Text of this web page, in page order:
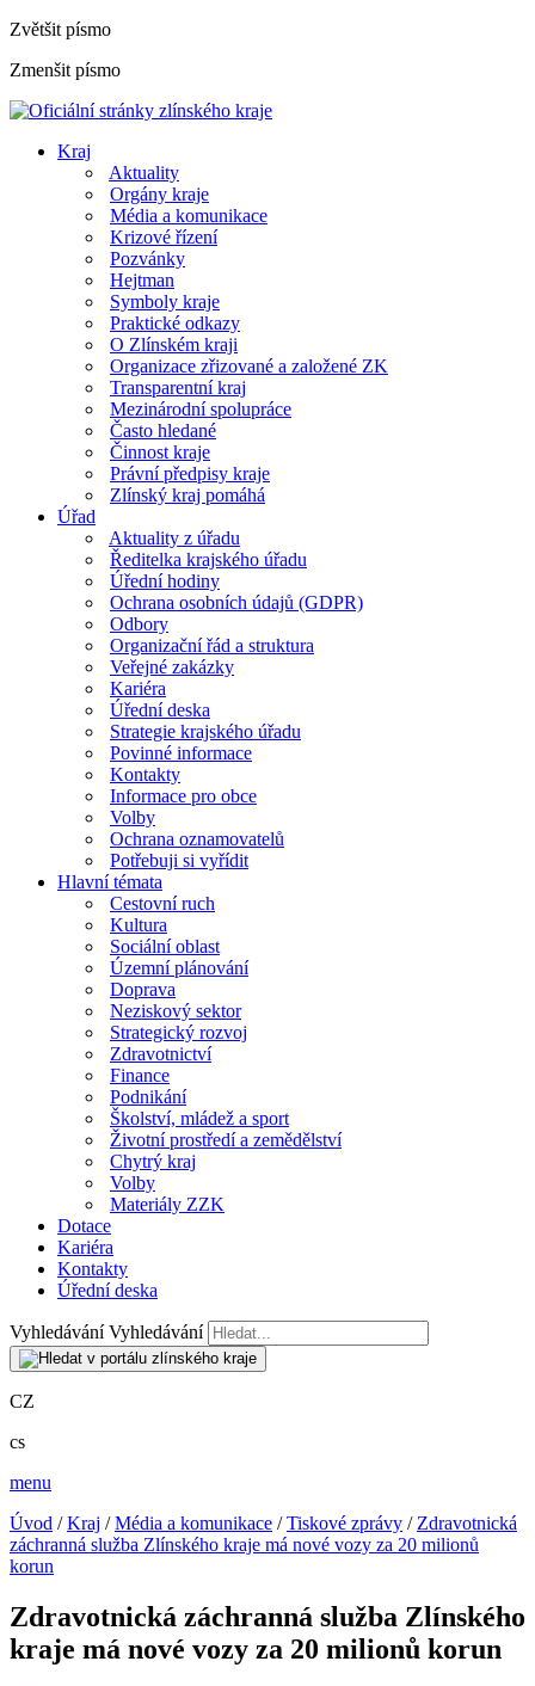
Zvětšit písmo
Zmenšit písmo
Kraj
Aktuality
Orgány kraje
Média a komunikace
Krizové řízení
Pozvánky
Hejtman
Symboly kraje
Praktické odkazy
O Zlínském kraji
Organizace zřizované a založené ZK
Transparentní kraj
Mezinárodní spolupráce
Často hledané
Činnost kraje
Právní předpisy kraje
Zlínský kraj pomáhá
Úřad
Aktuality z úřadu
Ředitelka krajského úřadu
Úřední hodiny
Ochrana osobních údajů (GDPR)
Odbory
Organizační řád a struktura
Veřejné zakázky
Kariéra
Úřední deska
Strategie krajského úřadu
Povinné informace
Kontakty
Informace pro obce
Volby
Ochrana oznamovatelů
Potřebuji si vyřídit
Hlavní témata
Cestovní ruch
Kultura
Sociální oblast
Územní plánování
Doprava
Neziskový sektor
Strategický rozvoj
Zdravotnictví
Finance
Podnikání
Školství, mládež a sport
Životní prostředí a zemědělství
Chytrý kraj
Volby
Materiály ZZK
Dotace
Kariéra
Kontakty
Úřední deska
Vyhledávání Vyhledávání
CZ
cs
menu
Úvod /Kraj /Média a komunikace /Tiskové zprávy / Zdravotnická
záchranná služba Zlínského kraje má nové vozy za 20 milionů
korun
Zdravotnická záchranná služba Zlínského
kraje má nové vozy za 20 milionů korun